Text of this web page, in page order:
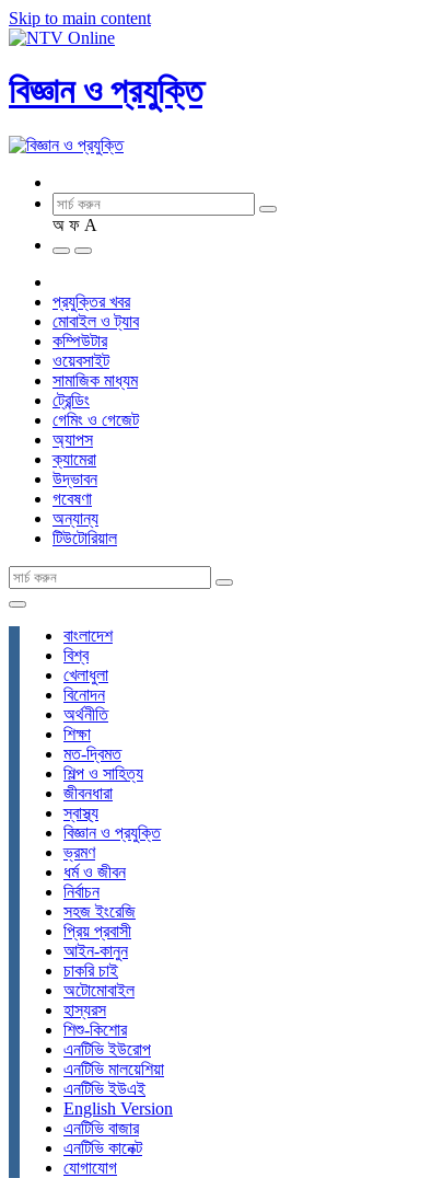
Skip to main content
বিজ্ঞান ও প্রযুক্তি
অ ফ A
প্রযুক্তির খবর
মোবাইল ও ট্যাব
কম্পিউটার
ওয়েবসাইট
সামাজিক মাধ্যম
ট্রেন্ডিং
গেমিং ও গেজেট
অ্যাপস
ক্যামেরা
উদ্ভাবন
গবেষণা
অন্যান্য
টিউটোরিয়াল
বাংলাদেশ
বিশ্ব
খেলাধুলা
বিনোদন
অর্থনীতি
শিক্ষা
মত-দ্বিমত
শিল্প ও সাহিত্য
জীবনধারা
স্বাস্থ্য
বিজ্ঞান ও প্রযুক্তি
ভ্রমণ
ধর্ম ও জীবন
নির্বাচন
সহজ ইংরেজি
প্রিয় প্রবাসী
আইন-কানুন
চাকরি চাই
অটোমোবাইল
হাস্যরস
শিশু-কিশোর
এনটিভি ইউরোপ
এনটিভি মালয়েশিয়া
এনটিভি ইউএই
English Version
এনটিভি বাজার
এনটিভি কানেক্ট
যোগাযোগ